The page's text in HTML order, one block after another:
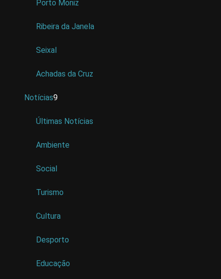
Porto Moniz
Ribeira da Janela
Seixal
Achadas da Cruz
Notícias9
Últimas Notícias
Ambiente
Social
Turismo
Cultura
Desporto
Educação